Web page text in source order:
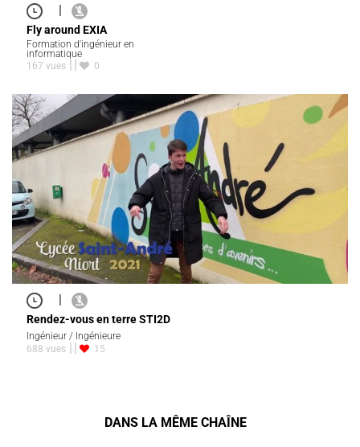
Fly around EXIA
Formation d'ingénieur en
informatique
167 vues
0
|
Rendez-vous en terre STI2D
Ingénieur / Ingénieure
688 vues
15
DANS LA MÊME CHAÎNE